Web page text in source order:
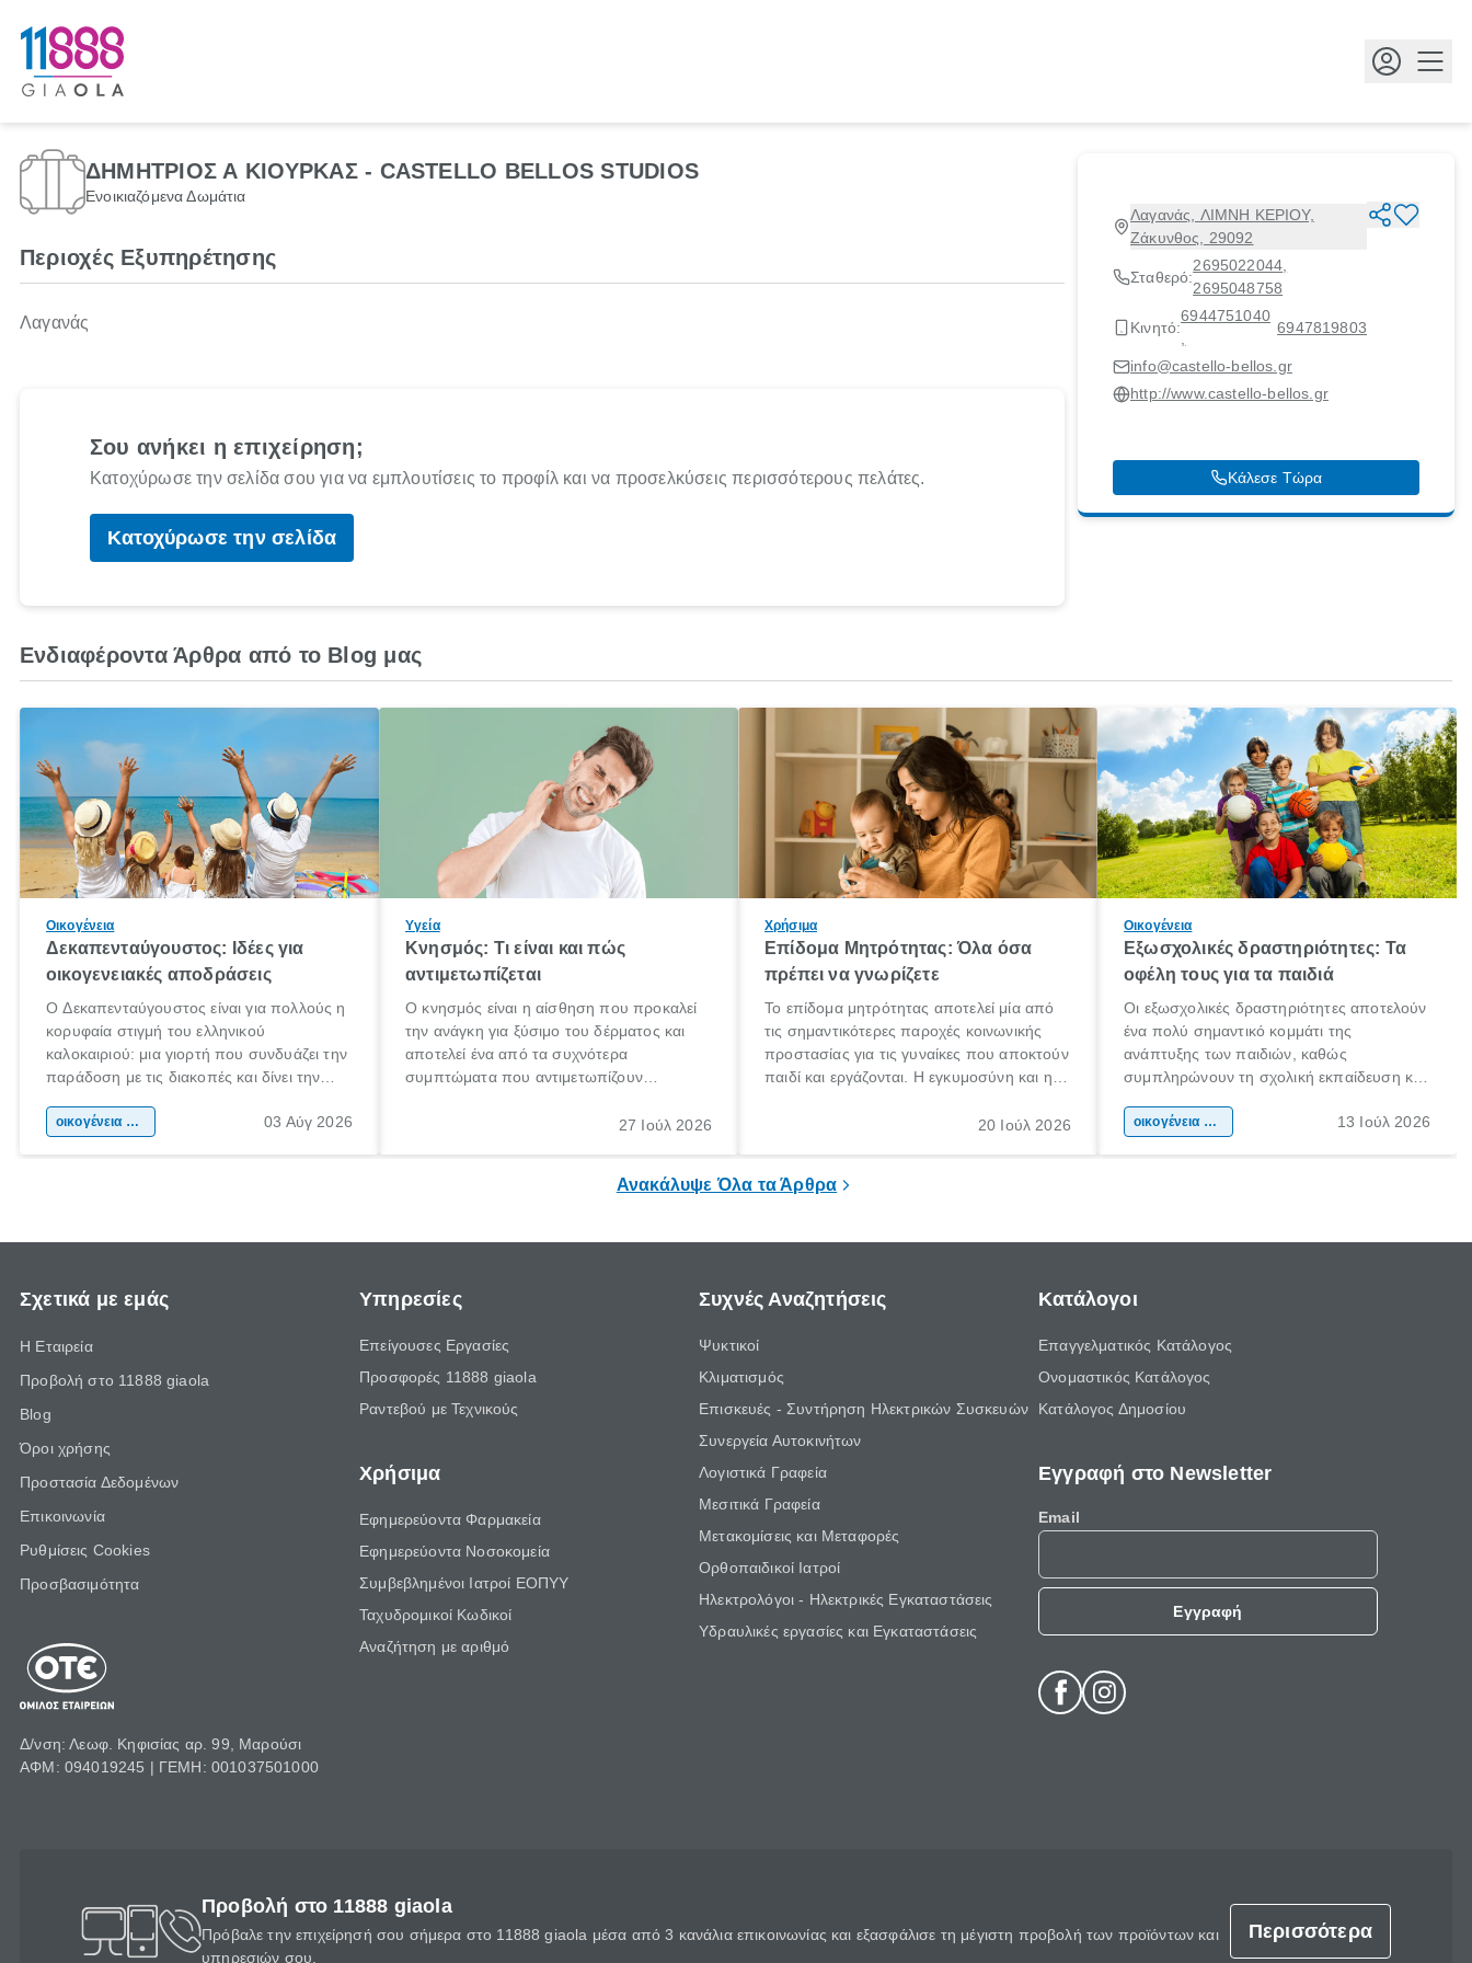
ΔΗΜΗΤΡΙΟΣ Α ΚΙΟΥΡΚΑΣ - CASTELLO BELLOS STUDIOS
Ενοικιαζόμενα Δωμάτια
Λαγανάς, ΛΙΜΝΗ ΚΕΡΙΟΥ,
Ζάκυνθος, 29092
Σταθερό:
2695022044
2695048758
Κινητό:
6944751040
6947819803
info@castello-bellos.gr
http://www.castello-bellos.gr
Κάλεσε Τώρα
Περιοχές Εξυπηρέτησης
Λαγανάς
Σου ανήκει η επιχείρηση;
Κατοχύρωσε την σελίδα σου για να εμπλουτίσεις το προφίλ και να προσελκύσεις περισσότερους πελάτες.
Κατοχύρωσε την σελίδα
Ενδιαφέροντα Άρθρα από το Blog μας
Οικογένεια
Δεκαπενταύγουστος: Ιδέες για
οικογενειακές αποδράσεις
Ο Δεκαπενταύγουστος είναι για πολλούς η
κορυφαία στιγμή του ελληνικού
καλοκαιριού: μια γιορτή που συνδυάζει την
παράδοση με τις διακοπές και δίνει την
χώρας. Είτε πρόκειται για λίγες μέρες
οικογένεια & παιδί 03 Αύγ 2026
Υγεία
Κνησμός: Τι είναι και πώς
αντιμετωπίζεται
Ο κνησμός είναι η αίσθηση που προκαλεί
την ανάγκη για ξύσιμο του δέρματος και
αποτελεί ένα από τα συχνότερα
συμπτώματα που αντιμετωπίζουν
πληροφορίες για το «κνησμός τι είναι»,
27 Ιούλ 2026
Χρήσιμα
Επίδομα Μητρότητας: Όλα όσα
πρέπει να γνωρίζετε
Το επίδομα μητρότητας αποτελεί μία από
τις σημαντικότερες παροχές κοινωνικής
προστασίας για τις γυναίκες που αποκτούν
παιδί και εργάζονται. Η εγκυμοσύνη και η
σημαντική περίοδος στη ζωή κάθε20 Ιούλ 2026
Οικογένεια
Εξωσχολικές δραστηριότητες: Τα
οφέλη τους για τα παιδιά
Οι εξωσχολικές δραστηριότητες αποτελούν
ένα πολύ σημαντικό κομμάτι της
ανάπτυξης των παιδιών, καθώς
συμπληρώνουν τη σχολική εκπαίδευση και
της προσωπικότητας, της κοινωνικότητας
οικογένεια & παιδί 13 Ιούλ 2026
Ανακάλυψε Όλα τα Άρθρα
Σχετικά με εμάς
Η Εταιρεία
Προβολή στο 11888 giaola
Blog
Όροι χρήσης
Προστασία Δεδομένων
Επικοινωνία
Ρυθμίσεις Cookies
Προσβασιμότητα
Δ/νση: Λεωφ. Κηφισίας αρ. 99, Μαρούσι
ΑΦΜ: 094019245 | ΓΕΜΗ: 001037501000
Υπηρεσίες
Επείγουσες Εργασίες
Προσφορές 11888 giaola
Ραντεβού με Τεχνικούς
Χρήσιμα
Εφημερεύοντα Φαρμακεία
Εφημερεύοντα Νοσοκομεία
Συμβεβλημένοι Ιατροί ΕΟΠΥΥ
Ταχυδρομικοί Κωδικοί
Αναζήτηση με αριθμό
Συχνές Αναζητήσεις
Ψυκτικοί
Κλιματισμός
Επισκευές - Συντήρηση Ηλεκτρικών Συσκευών
Συνεργεία Αυτοκινήτων
Λογιστικά Γραφεία
Μεσιτικά Γραφεία
Μετακομίσεις και Μεταφορές
Ορθοπαιδικοί Ιατροί
Ηλεκτρολόγοι - Ηλεκτρικές Εγκαταστάσεις
Υδραυλικές εργασίες και Εγκαταστάσεις
Κατάλογοι
Επαγγελματικός Κατάλογος
Ονομαστικός Κατάλογος
Κατάλογος Δημοσίου
Εγγραφή στο Newsletter
Email
Εγγραφή
Προβολή στο 11888 giaola
Πρόβαλε την επιχείρησή σου σήμερα στο 11888 giaola μέσα από 3 κανάλια επικοινωνίας και εξασφάλισε τη μέγιστη προβολή των προϊόντων και
υπηρεσιών σου.
Περισσότερα